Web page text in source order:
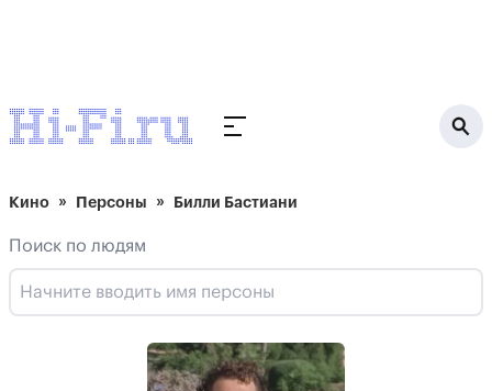
Кино Персоны Билли Бастиани
Поиск по людям